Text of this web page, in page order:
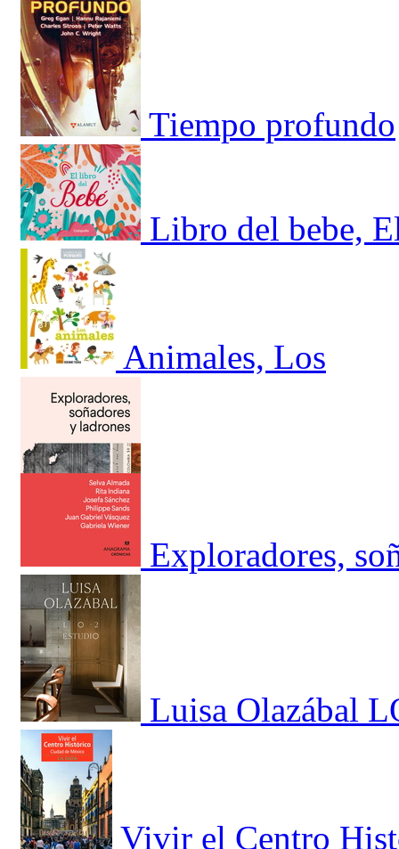
Tiempo profundo
Libro del bebe,
Animales, Los
Exploradores,
Luisa Olazábal
Vivir el Centro